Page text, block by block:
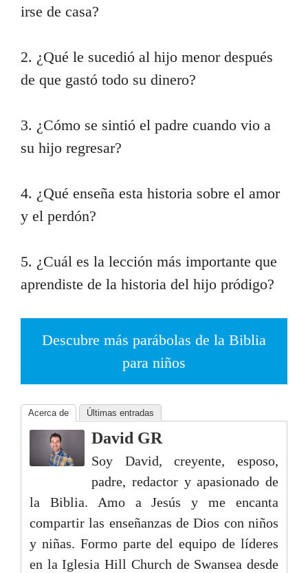
irse de casa?
2. ¿Qué le sucedió al hijo menor después
de que gastó todo su dinero?
3. ¿Cómo se sintió el padre cuando vio a
su hijo regresar?
4. ¿Qué enseña esta historia sobre el amor
y el perdón?
5. ¿Cuál es la lección más importante que
aprendiste de la historia del hijo pródigo?
Descubre más parábolas de la Biblia
para niños
Acerca de Últimas entradas
David GR
Soy David, creyente, esposo,
padre, redactor y apasionado de
la Biblia. Amo a Jesús y me encanta
compartir las enseñanzas de Dios con niños
y niñas. Formo parte del equipo de líderes
en la Iglesia Hill Church de Swansea desde